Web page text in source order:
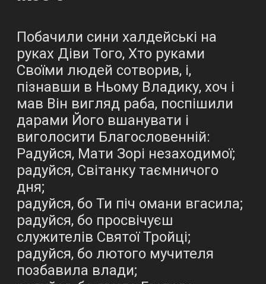
Побачили сини халдейські на
руках Діви Того, Хто руками
Своїми людей сотворив, і,
пізнавши в Ньому Владику, хоч і
мав Він вигляд раба, поспішили
дарами Його вшанувати і
виголосити Благословенній:
Радуйся, Мати Зорі незаходимої;
радуйся, Світанку таємничого
дня;
радуйся, бо Ти піч омани вгасила;
радуйся, бо просвічуєш
служителів Святої Тройці;
радуйся, бо лютого мучителя
позбавила влади;